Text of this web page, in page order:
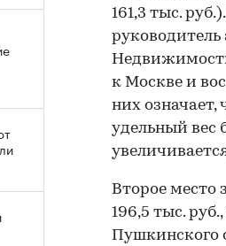
161,3 тыс.
к Москве и
них
удельный вес
Второе место
196,5 тыс.
Пушкинского